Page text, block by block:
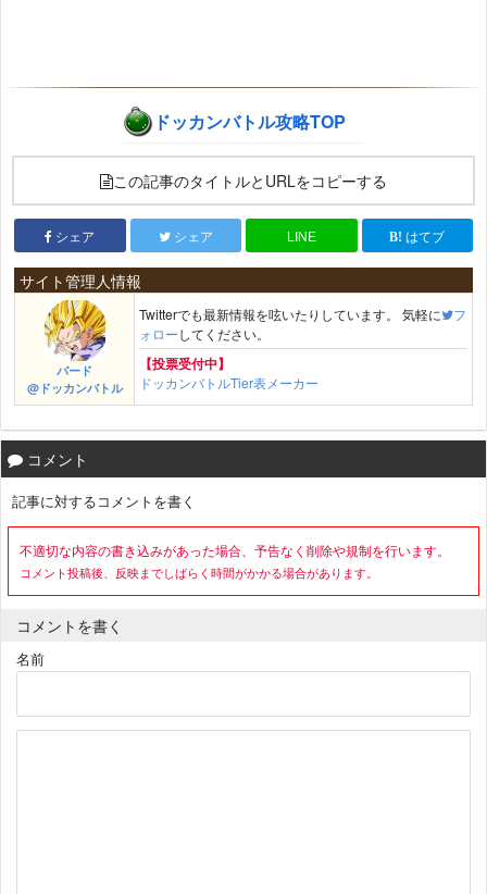
ドッカンバトル攻略TOP
この記事のタイトルとURLをコピーする
シェア シェア LINE はてブ
サイト管理人情報
バード
@ドッカンバトル
Twitterでも最新情報を呟いたりしています。 気軽に
フ
ォローしてください。
【投票受付中】
ドッカンバトルTier表メーカー
コメント
記事に対するコメントを書く
不適切な内容の書き込みがあった場合、予告なく削除や規制を行います。
コメント投稿後、反映までしばらく時間がかかる場合があります。
コメントを書く
名前